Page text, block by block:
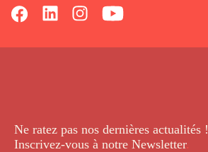
Ne ratez pas nos dernières actualités !
Inscrivez-vous à notre Newsletter.